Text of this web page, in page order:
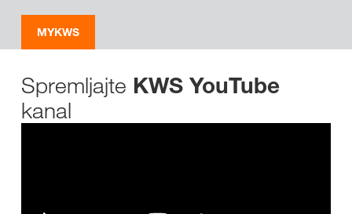
MYKWS
Spremljajte KWS YouTube
kanal